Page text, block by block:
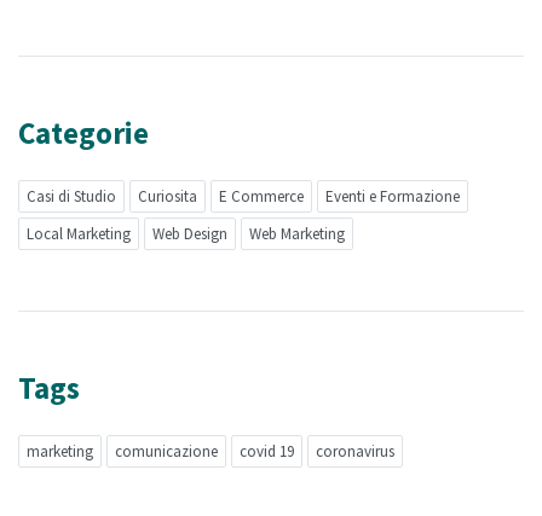
Categorie
Casi di Studio Curiosita E Commerce
Eventi e Formazione
Local Marketing
Web Design Web Marketing
Tags
marketing comunicazione covid 19 coronavirus